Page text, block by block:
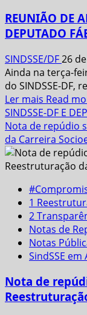
REUNIÃO DE
DEPUTADO
SINDSSE/DF26
Ainda na terça-
do SINDSSE-DF,
Ler mais Read
SINDSSE-DF E
Nota de repúdio
da Carreira
1
2
Notas de
Notas
SindSSE em
Nota de